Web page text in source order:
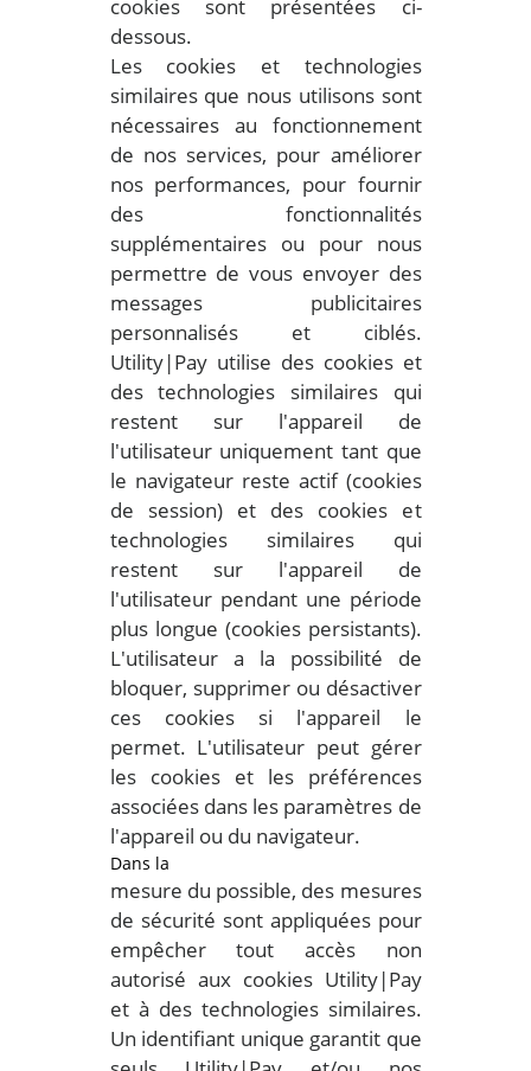
cookies sont présentées ci-
dessous.
Les cookies et technologies
similaires que nous utilisons sont
nécessaires au fonctionnement
de nos services, pour améliorer
nos performances, pour fournir
des fonctionnalités
supplémentaires ou pour nous
permettre de vous envoyer des
messages publicitaires
personnalisés et ciblés.
Utility|Pay utilise des cookies et
des technologies similaires qui
restent sur l'appareil de
l'utilisateur uniquement tant que
le navigateur reste actif (cookies
de session) et des cookies et
technologies similaires qui
restent sur l'appareil de
l'utilisateur pendant une période
plus longue (cookies persistants).
L'utilisateur a la possibilité de
bloquer, supprimer ou désactiver
ces cookies si l'appareil le
permet. L'utilisateur peut gérer
les cookies et les préférences
associées dans les paramètres de
l'appareil ou du navigateur.
Dans la
mesure du possible, des mesures
de sécurité sont appliquées pour
empêcher tout accès non
autorisé aux cookies Utility|Pay
et à des technologies similaires.
Un identifiant unique garantit que